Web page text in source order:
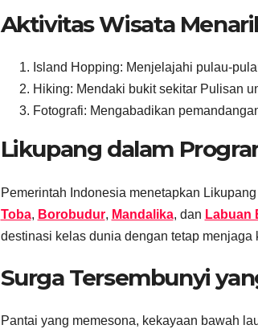
Aktivitas Wisata
Island Hopping: Menjelajahi pulau-
Hiking: Mendaki bukit sekitar Pulisan
Fotografi: Mengabadikan
Likupang dalam
Pemerintah Indonesia menetapkan
Toba, Borobudur, Mandalika, dan Labuan
destinasi kelas dunia dengan tetap menjaga
Surga Tersembunyi
Pantai yang memesona, kekayaan bawah